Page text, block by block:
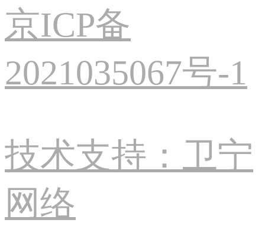
京ICP备
2021035067号-1
技术支持：卫宁
网络